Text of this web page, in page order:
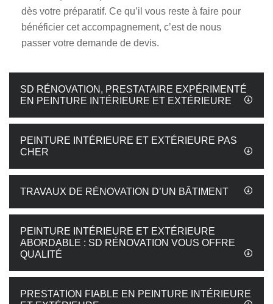
dès votre préparatif. Ce qu’il vous reste à faire pour
bénéficier cet accompagnement, c’est de nous
passer votre demande de devis.
SD RÉNOVATION, PRESTATAIRE EXPÉRIMENTÉ
EN PEINTURE INTÉRIEURE ET EXTÉRIEURE
PEINTURE INTÉRIEURE ET EXTÉRIEURE PAS
CHER
TRAVAUX DE RÉNOVATION D’UN BÂTIMENT
PEINTURE INTÉRIEURE ET EXTÉRIEURE
ABORDABLE : SD RÉNOVATION VOUS OFFRE
QUALITÉ
PRESTATION FIABLE EN PEINTURE INTÉRIEURE